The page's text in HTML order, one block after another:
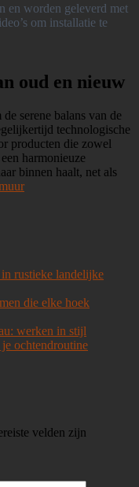
en worden geleverd met
om installatie te
oud en nieuw
serene balans van de
technologische
producten die zowel
harmonieuze
binnen haalt, net als
rustieke landelijke
die elke hoek
werken in stijl
ochtendroutine
velden zijn